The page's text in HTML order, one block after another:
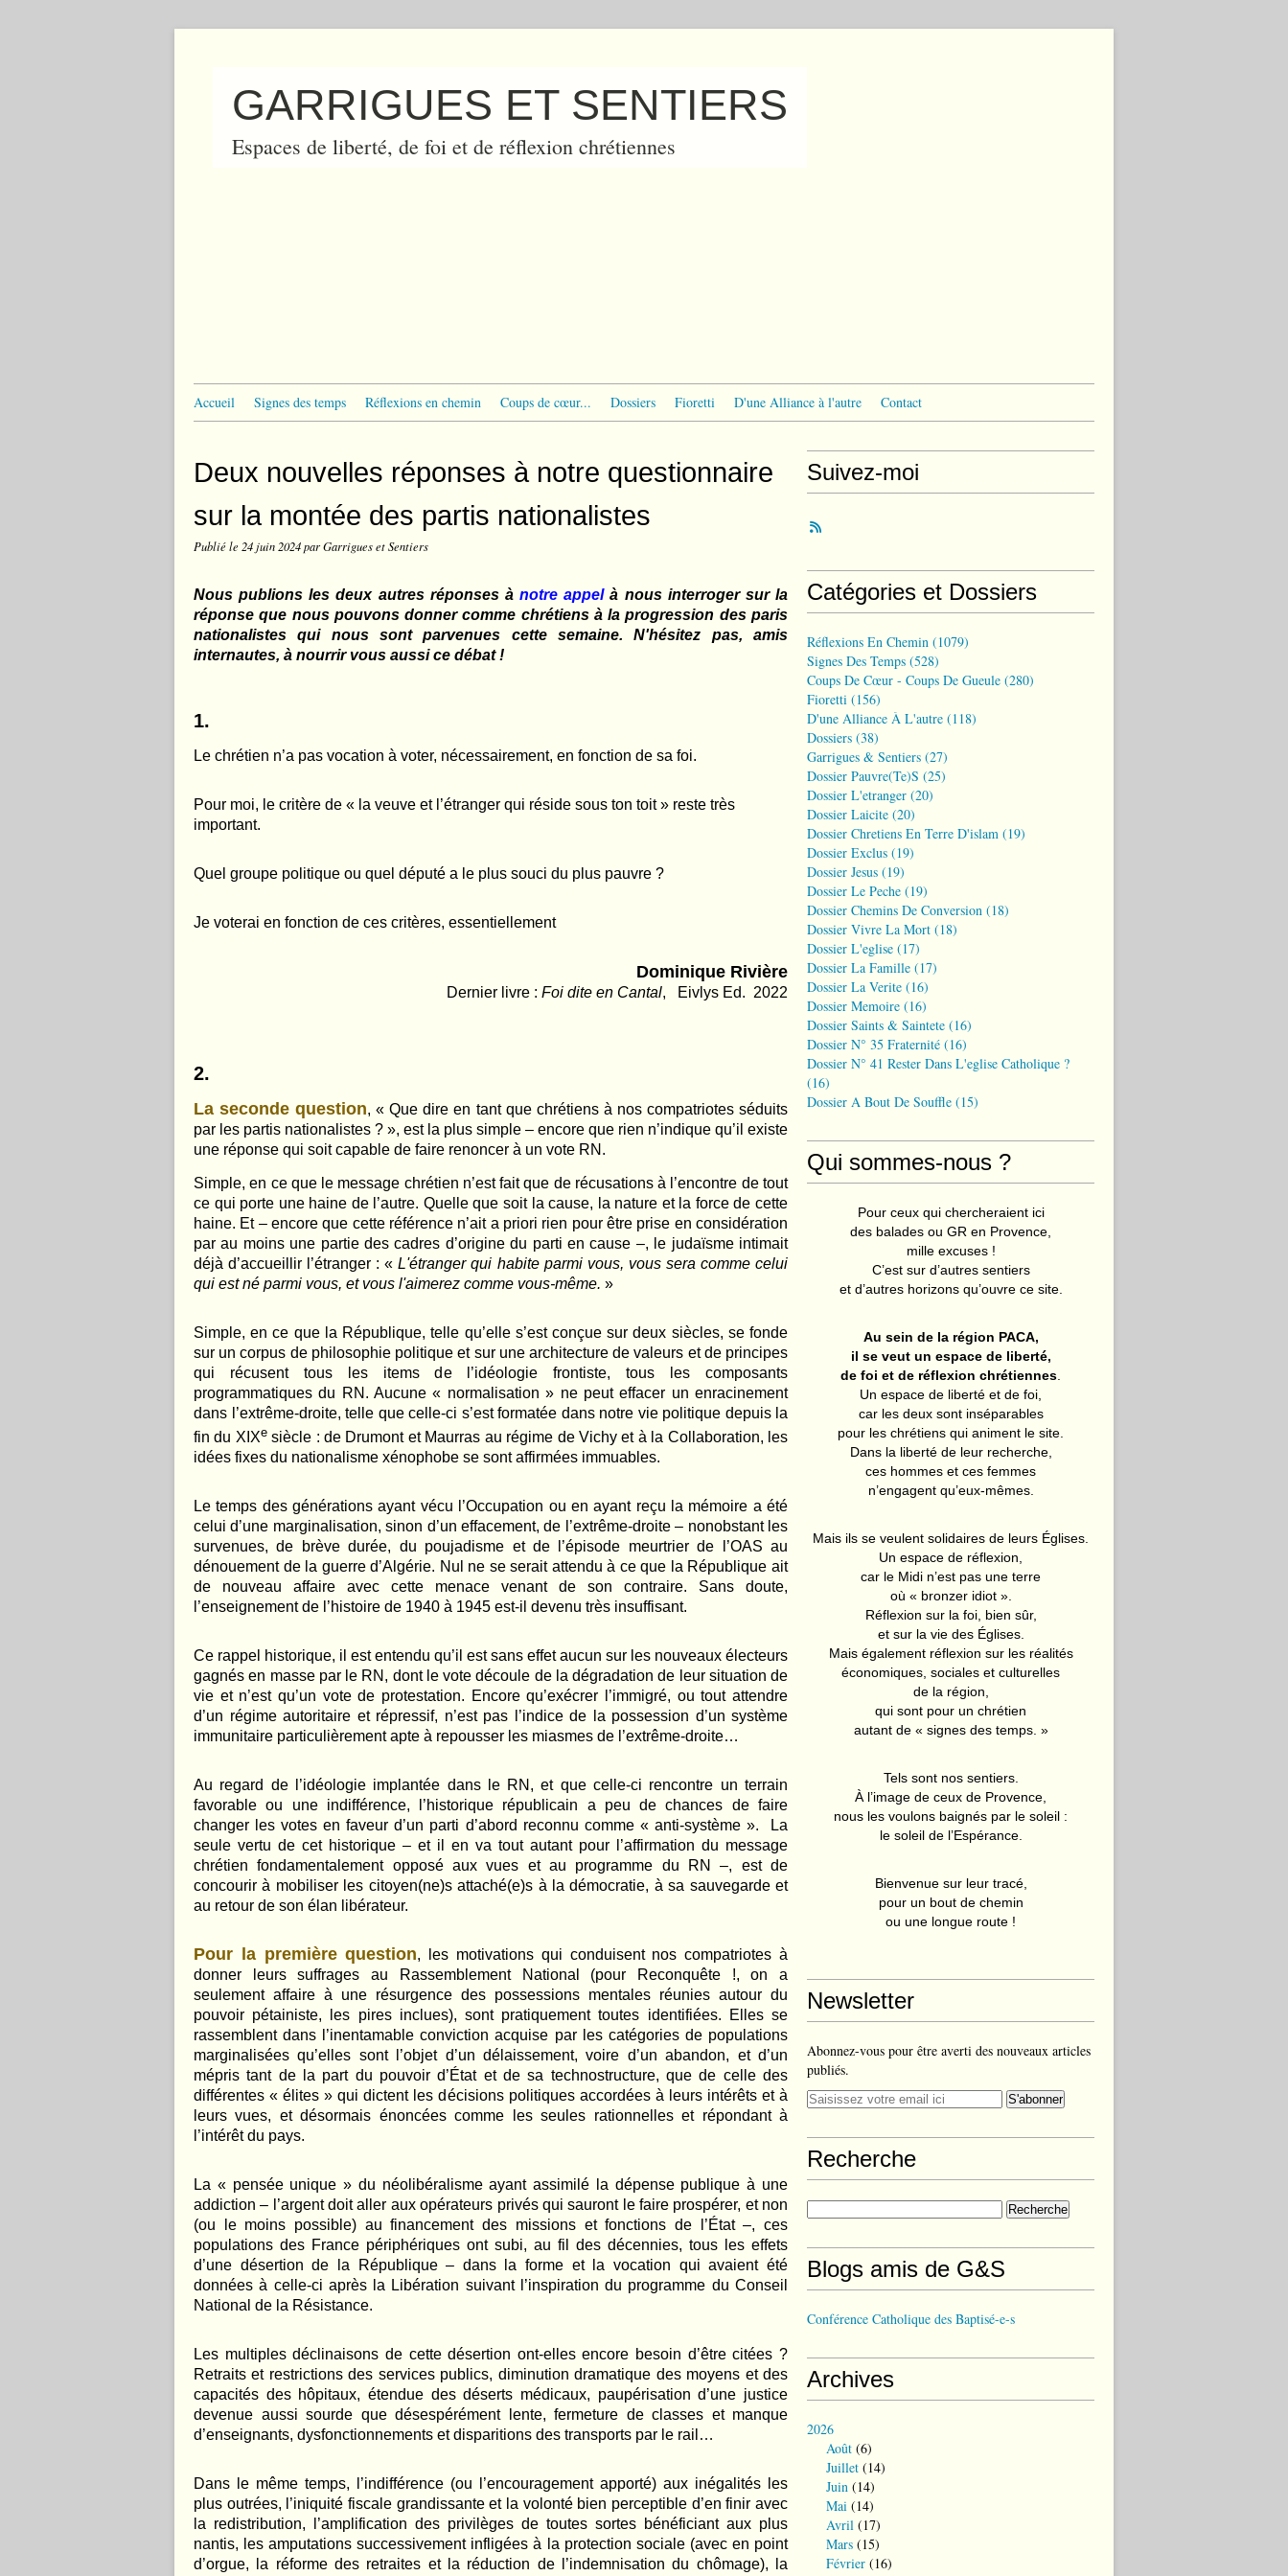
GARRIGUES ET SENTIERS
Espaces de liberté, de foi et de réflexion chrétiennes
Accueil Signes des temps Réflexions en chemin Coups de cœur... Dossiers Fioretti D'une Alliance à l'autre Contact
Deux nouvelles réponses à notre questionnaire
sur la montée des partis nationalistes
Publié le 24 juin 2024par Garrigues et Sentiers
Nous publions les deux autres réponses ànotre appelà nous interroger sur la
réponse que nous pouvons donner comme chrétiens à la progression des paris
nationalistes qui nous sont parvenues cette semaine. N'hésitez pas, amis
internautes, à nourrir vous aussi ce débat !
1.
Le chrétien n’a pas vocation à voter, nécessairement, en fonction de sa foi.
Pour moi, le critère de « la veuve et l’étranger qui réside sous ton toit » reste très
important.
Quel groupe politique ou quel député a le plus souci du plus pauvre ?
Je voterai en fonction de ces critères, essentiellement
Dominique Rivière
Dernier livre : Foi dite en Cantal, Eivlys Ed. 2022
2.
La seconde question, « Que dire en tant que chrétiens à nos compatriotes séduits
par les partis nationalistes ? », est la plus simple – encore que rien n’indique qu’il existe
une réponse qui soit capable de faire renoncer à un vote RN.
Simple, en ce que le message chrétien n’est fait que de récusations à l’encontre de tout
ce qui porte une haine de l’autre. Quelle que soit la cause, la nature et la force de cette
haine. Et – encore que cette référence n’ait a priori rien pour être prise en considération
par au moins une partie des cadres d’origine du parti en cause –, le judaïsme intimait
déjà d’accueillir l’étranger : «L'étranger qui habite parmi vous, vous sera comme celui
qui est né parmi vous, et vous l'aimerez comme vous-même. »
Simple, en ce que la République, telle qu’elle s’est conçue sur deux siècles, se fonde
sur un corpus de philosophie politique et sur une architecture de valeurs et de principes
qui récusent tous les items de l’idéologie frontiste, tous les composants
programmatiques du RN. Aucune « normalisation » ne peut effacer un enracinement
dans l’extrême-droite, telle que celle-ci s’est formatée dans notre vie politique depuis la
fin du XIXesiècle : de Drumont et Maurras au régime de Vichy et à la Collaboration, les
idées fixes du nationalisme xénophobe se sont affirmées immuables.
Le temps des générations ayant vécu l’Occupation ou en ayant reçu la mémoire a été
celui d’une marginalisation, sinon d’un effacement, de l’extrême-droite – nonobstant les
survenues, de brève durée, du poujadisme et de l’épisode meurtrier de l’OAS au
dénouement de la guerre d’Algérie. Nul ne se serait attendu à ce que la République ait
de nouveau affaire avec cette menace venant de son contraire. Sans doute,
l’enseignement de l’histoire de 1940 à 1945 est-il devenu très insuffisant.
Ce rappel historique, il est entendu qu’il est sans effet aucun sur les nouveaux électeurs
gagnés en masse par le RN, dont le vote découle de la dégradation de leur situation de
vie et n’est qu’un vote de protestation. Encore qu’exécrer l’immigré, ou tout attendre
d’un régime autoritaire et répressif, n’est pas l’indice de la possession d’un système
immunitaire particulièrement apte à repousser les miasmes de l’extrême-droite…
Au regard de l’idéologie implantée dans le RN, et que celle-ci rencontre un terrain
favorable ou une indifférence, l’historique républicain a peu de chances de faire
changer les votes en faveur d’un parti d’abord reconnu comme « anti-système ». La
seule vertu de cet historique – et il en va tout autant pour l’affirmation du message
chrétien fondamentalement opposé aux vues et au programme du RN –, est de
concourir à mobiliser les citoyen(ne)s attaché(e)s à la démocratie, à sa sauvegarde et
au retour de son élan libérateur.
Pour la première question, les motivations qui conduisent nos compatriotes à
donner leurs suffrages au Rassemblement National (pour Reconquête !, on a
seulement affaire à une résurgence des possessions mentales réunies autour du
pouvoir pétainiste, les pires inclues), sont pratiquement toutes identifiées. Elles se
rassemblent dans l’inentamable conviction acquise par les catégories de populations
marginalisées qu’elles sont l’objet d’un délaissement, voire d’un abandon, et d’un
mépris tant de la part du pouvoir d’État et de sa technostructure, que de celle des
différentes « élites » qui dictent les décisions politiques accordées à leurs intérêts et à
leurs vues, et désormais énoncées comme les seules rationnelles et répondant à
l’intérêt du pays.
La « pensée unique » du néolibéralisme ayant assimilé la dépense publique à une
addiction – l’argent doit aller aux opérateurs privés qui sauront le faire prospérer, et non
(ou le moins possible) au financement des missions et fonctions de l’État –, ces
populations des France périphériques ont subi, au fil des décennies, tous les effets
d’une désertion de la République – dans la forme et la vocation qui avaient été
données à celle-ci après la Libération suivant l’inspiration du programme du Conseil
National de la Résistance.
Les multiples déclinaisons de cette désertion ont-elles encore besoin d’être citées ?
Retraits et restrictions des services publics, diminution dramatique des moyens et des
capacités des hôpitaux, étendue des déserts médicaux, paupérisation d’une justice
devenue aussi sourde que désespérément lente, fermeture de classes et manque
d’enseignants, dysfonctionnements et disparitions des transports par le rail…
Dans le même temps, l’indifférence (ou l’encouragement apporté) aux inégalités les
plus outrées, l’iniquité fiscale grandissante et la volonté bien perceptible d’en finir avec
la redistribution, l’amplification des privilèges de toutes sortes bénéficiant aux plus
nantis, les amputations successivement infligées à la protection sociale (avec en point
d’orgue, la réforme des retraites et la réduction de l’indemnisation du chômage), la
Suivez-moi
Catégories et Dossiers
Réflexions En Chemin (1079)
Signes Des Temps (528)
Coups De Cœur - Coups De Gueule (280)
Fioretti (156)
D'une Alliance À L'autre (118)
Dossiers (38)
Garrigues & Sentiers (27)
Dossier Pauvre(te)s (25)
Dossier L'etranger (20)
Dossier Laicite (20)
Dossier Chretiens En Terre D'islam (19)
Dossier Exclus (19)
Dossier Jesus (19)
Dossier Le Peche (19)
Dossier Chemins De Conversion (18)
Dossier Vivre La Mort (18)
Dossier L'eglise (17)
Dossier La Famille (17)
Dossier La Verite (16)
Dossier Memoire (16)
Dossier Saints & Saintete (16)
Dossier N° 35 Fraternité (16)
Dossier N° 41 Rester Dans L'eglise Catholique ?
(16)
Dossier A Bout De Souffle (15)
Qui sommes-nous ?
Pour ceux qui chercheraient ici
des balades ou GR en Provence,
mille excuses !
C’est sur d’autres sentiers
et d’autres horizons qu’ouvre ce site.
Au sein de la région PACA,
il se veut un espace de liberté,
de foi et de réflexion chrétiennes
Un espace de liberté et de foi,
car les deux sont inséparables
pour les chrétiens qui animent le site.
Dans la liberté de leur recherche,
ces hommes et ces femmes
n’engagent qu’eux-mêmes.
Mais ils se veulent solidaires de leurs Églises.
Un espace de réflexion,
car le Midi n’est pas une terre
où « bronzer idiot ».
Réflexion sur la foi, bien sûr,
et sur la vie des Églises.
Mais également réflexion sur les réalités
économiques, sociales et culturelles
de la région,
qui sont pour un chrétien
autant de « signes des temps. »
Tels sont nos sentiers.
À l’image de ceux de Provence,
nous les voulons baignés par le soleil :
le soleil de l’Espérance.
Bienvenue sur leur tracé,
pour un bout de chemin
ou une longue route !
Newsletter
Abonnez-vous pour être averti des nouveaux articles
publiés.
Recherche
Blogs amis de G&S
Conférence Catholique des Baptisé-e-s
Archives
2026
Août (6)
Juillet (14)
Juin (14)
Mai (14)
Avril (17)
Mars (15)
Février (16)